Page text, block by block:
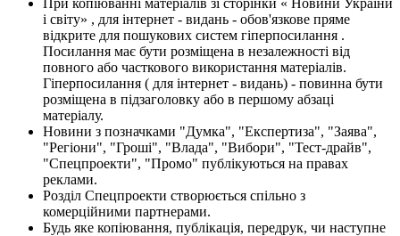
і світу» , для інтернет - видань - обов'язкове пряме
відкрите для пошукових систем гіперпосилання .
Посилання має бути розміщена в незалежності від
повного або часткового використання матеріалів.
Гіперпосилання ( для інтернет - видань) - повинна бути
розміщена в підзаголовку або в першому абзаці
матеріалу.
Новини з позначками "Думка", "Експертиза", "Заява",
"Регіони", "Гроші", "Влада", "Вибори", "Тест-драйв",
"Спецпроекти", "Промо" публікуються на правах
реклами.
Розділ Спецпроекти створюється спільно з
комерційними партнерами.
Будь яке копіювання, публікація, передрук, чи наступне